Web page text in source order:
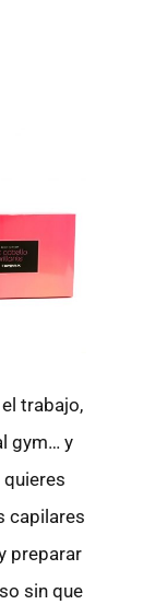
trabajo,
gym… y
capilares
preparar
sin que